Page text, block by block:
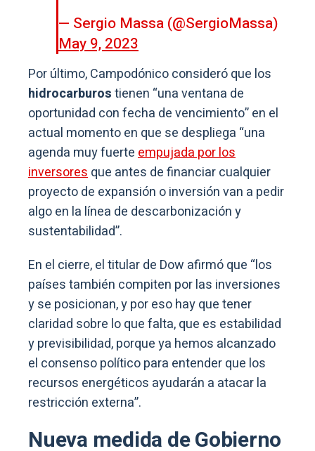
— Sergio Massa (@SergioMassa)
May 9, 2023
Por último, Campodónico consideró que los
hidrocarburostienen “una ventana de
oportunidad con fecha de vencimiento” en el
actual momento en que se despliega “una
agenda muy fuerteempujada por los
inversoresque antes de financiar cualquier
proyecto de expansión o inversión van a pedir
algo en la línea de descarbonización y
sustentabilidad”.
En el cierre, el titular de Dow afirmó que “los
países también compiten por las inversiones
y se posicionan, y por eso hay que tener
claridad sobre lo que falta, que es estabilidad
y previsibilidad, porque ya hemos alcanzado
el consenso político para entender que los
recursos energéticos ayudarán a atacar la
restricción externa”.
Nueva medida de Gobierno